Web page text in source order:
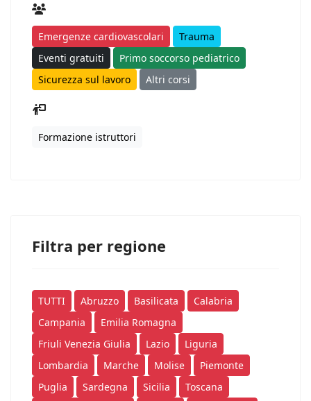
Emergenze cardiovascolari
Trauma
Eventi gratuiti
Primo soccorso pediatrico
Sicurezza sul lavoro
Altri corsi
Formazione istruttori
Filtra per regione
TUTTI Abruzzo Basilicata
Calabria
Campania
Emilia Romagna
Friuli Venezia Giulia
Lazio
Liguria
Lombardia
Marche Molise
Piemonte
Puglia
Sardegna Sicilia
Toscana